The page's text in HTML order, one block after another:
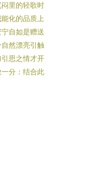
里的轻歌时
化的品质上
自如是赠送
然漂亮引触
思之情才开
分：结合此